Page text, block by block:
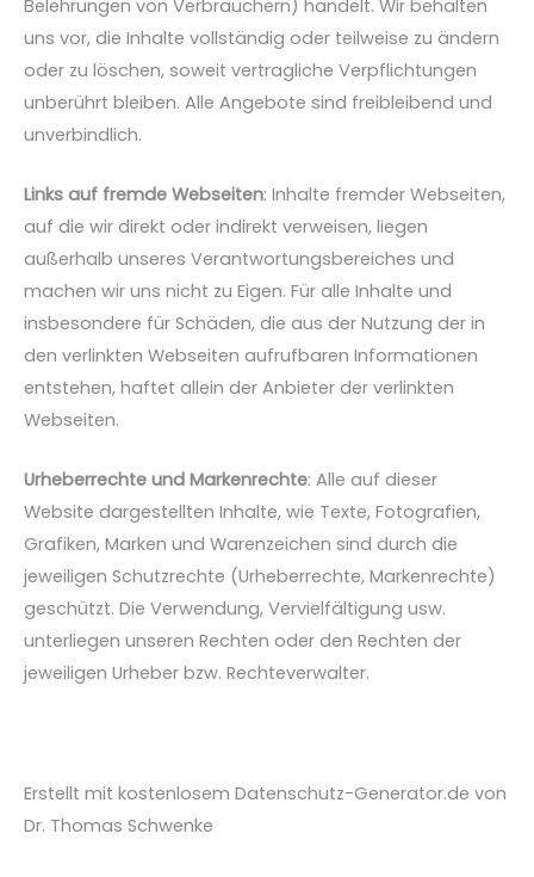
Belehrungen von Verbrauchern) handelt. Wir behalten
uns vor, die Inhalte vollständig oder teilweise zu ändern
oder zu löschen, soweit vertragliche Verpflichtungen
unberührt bleiben. Alle Angebote sind freibleibend und
unverbindlich.
Links auf fremde Webseiten: Inhalte fremder Webseiten,
auf die wir direkt oder indirekt verweisen, liegen
außerhalb unseres Verantwortungsbereiches und
machen wir uns nicht zu Eigen. Für alle Inhalte und
insbesondere für Schäden, die aus der Nutzung der in
den verlinkten Webseiten aufrufbaren Informationen
entstehen, haftet allein der Anbieter der verlinkten
Webseiten.
Urheberrechte und Markenrechte: Alle auf dieser
Website dargestellten Inhalte, wie Texte, Fotografien,
Grafiken, Marken und Warenzeichen sind durch die
jeweiligen Schutzrechte (Urheberrechte, Markenrechte)
geschützt. Die Verwendung, Vervielfältigung usw.
unterliegen unseren Rechten oder den Rechten der
jeweiligen Urheber bzw. Rechteverwalter.
Erstellt mit kostenlosem Datenschutz-Generator.de von
Dr. Thomas Schwenke